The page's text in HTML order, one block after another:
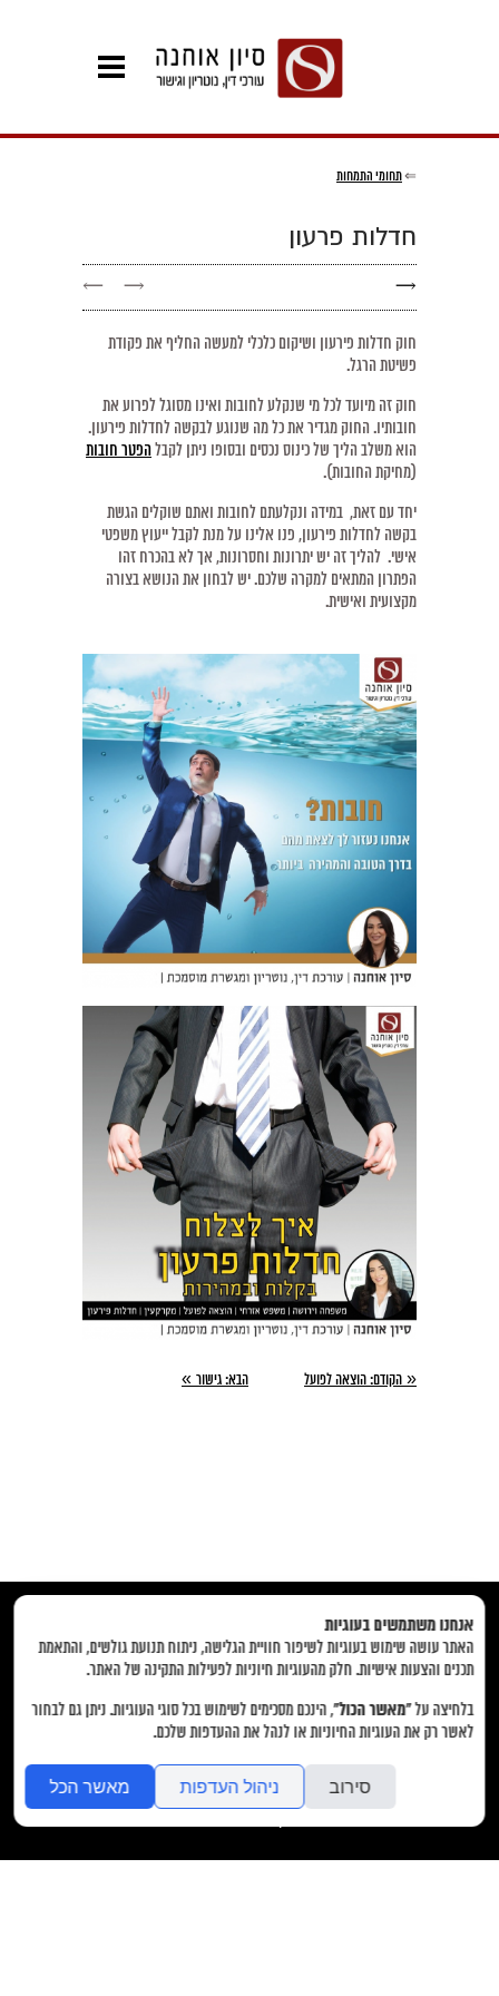
⇐תחומי התמחות
חדלות פרעון
→
→
←
חוק חדלות פירעון ושיקום כלכלי למעשה החליף את פקודת
פשיטת הרגל.
חוק זה מיועד לכל מי שנקלע לחובות ואינו מסוגל לפרוע את
חובותיו. החוק מגדיר את כל מה שנוגע לבקשה לחדלות פירעון.
הוא משלב הליך של כינוס נכסים ובסופו ניתן לקבלהפטר חובות
(מחיקת החובות).
יחד עם זאת, במידה ונקלעתם לחובות ואתם שוקלים הגשת
בקשה לחדלות פירעון, פנו אלינו על מנת לקבל ייעוץ משפטי
אישי. להליך זה יש יתרונות וחסרונות, אך לא בהכרח זהו
הפתרון המתאים למקרה שלכם. יש לבחון את הנושא בצורה
מקצועית ואישית.
« הקודם: הוצאה לפועל הבא: גישור »
בית אודות תחומי התמחות הצוות שלנו פרסום במדיה צרו קשר
אנחנו משתמשים בעוגיות
האתר עושה שימוש בעוגיות לשיפור חוויית הגלישה, ניתוח תנועת גולשים, והתאמת
תכנים והצעות אישיות. חלק מהעוגיות חיוניות לפעילות התקינה של האתר.
בלחיצה על“מאשר הכול”, הינכם מסכימים לשימוש בכל סוגי העוגיות. ניתן גם לבחור
לאשר רק את העוגיות החיוניות או לנהל את ההעדפות שלכם.
סירוב ניהול העדפות מאשר הכל